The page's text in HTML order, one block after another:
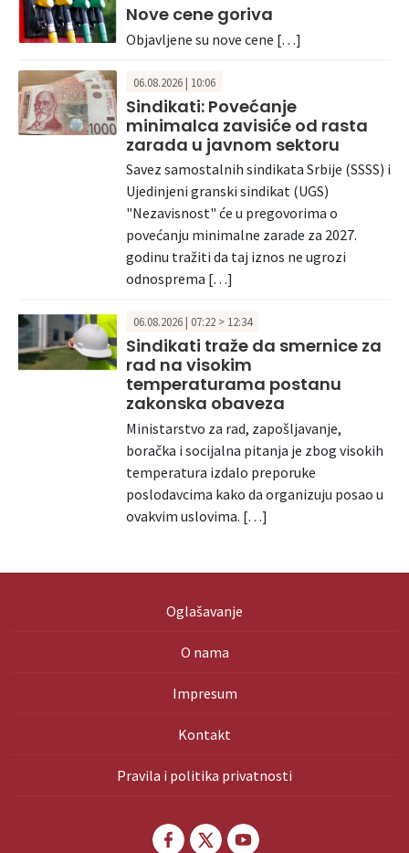
Nove cene goriva
Objavljene su nove cene […]
06.08.2026 | 10:06
Sindikati: Povećanje
minimalca zavisiće od rasta
zarada u javnom sektoru
Savez samostalnih sindikata Srbije (SSSS) i
Ujedinjeni granski sindikat (UGS)
"Nezavisnost" će u pregovorima o
povećanju minimalne zarade za 2027.
godinu tražiti da taj iznos ne ugrozi
odnosprema […]
06.08.2026 | 07:22 > 12:34
Sindikati traže da smernice za
rad na visokim
temperaturama postanu
zakonska obaveza
Ministarstvo za rad, zapošljavanje,
boračka i socijalna pitanja je zbog visokih
temperatura izdalo preporuke
poslodavcima kako da organizuju posao u
ovakvim uslovima. […]
Oglašavanje
O nama
Impresum
Kontakt
Pravila i politika privatnosti